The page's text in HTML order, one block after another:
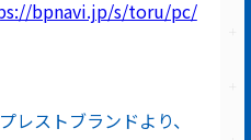
bpnavi.jp/s/toru/pc/
レストブランドより、